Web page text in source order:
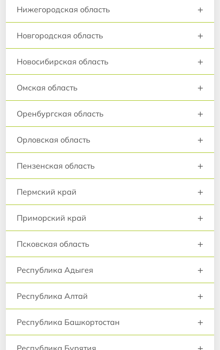
Нижегородская область +
Новгородская область +
Новосибирская область +
Омская область +
Оренбургская область +
Орловская область +
Пензенская область +
Пермский край +
Приморский край +
Псковская область +
Республика Адыгея +
Республика Алтай +
Республика Башкортостан +